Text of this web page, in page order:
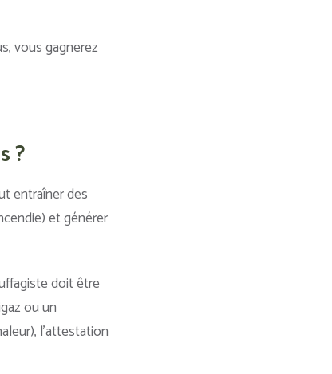
vous gagnerez
?
entraîner des
et générer
doit être
ou un
l’attestation